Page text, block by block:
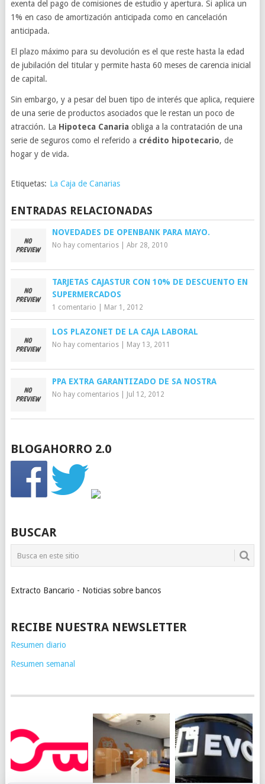
exenta del pago de comisiones de estudio y apertura. Si aplica un
1% en caso de amortización anticipada como en cancelación
anticipada.
El plazo máximo para su devolución es el que reste hasta la edad
de jubilación del titular y permite hasta 60 meses de carencia inicial
de capital.
Sin embargo, y a pesar del buen tipo de interés que aplica, requiere
de una serie de productos asociados que le restan un poco de
atracción. La Hipoteca Canaria obliga a la contratación de una
serie de seguros como el referido a crédito hipotecario, de
hogar y de vida.
Etiquetas: La Caja de Canarias
ENTRADAS RELACIONADAS
NOVEDADES DE OPENBANK PARA MAYO.
No hay comentarios| Abr 28, 2010
TARJETAS CAJASTUR CON 10% DE DESCUENTO EN
SUPERMERCADOS
1 comentario Mar 1, 2012
LOS PLAZONET DE LA CAJA LABORAL
No hay comentarios| May 13, 2011
PPA EXTRA GARANTIZADO DE SA NOSTRA
No hay comentarios| Jul 12, 2012
BLOGAHORRO 2.0
BUSCAR
Extracto Bancario - Noticias sobre bancos
RECIBE NUESTRA NEWSLETTER
Resumen diario
Resumen semanal